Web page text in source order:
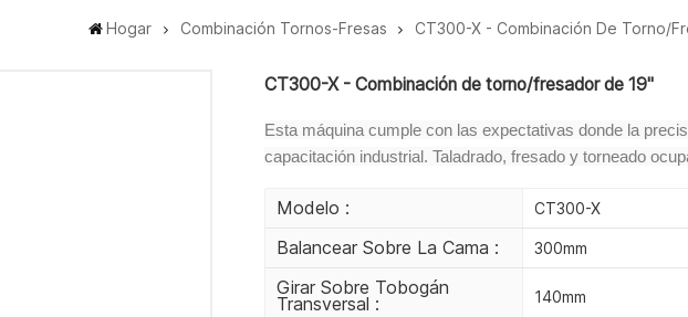
Hogar Combinación Tornos-Fresas CT300-X - Combinación De Torno/
CT300-X - Combinación de torno/fresador de 19"
Esta máquina cumple con las expectativas donde la
capacitación industrial. Taladrado, fresado y torneado
Modelo : CT300-X
Balancear Sobre La Cama : 300mm
Girar Sobre Tobogán
Transversal : 140mm